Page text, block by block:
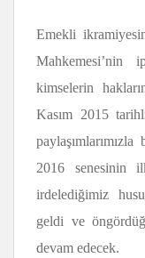
Emekli
Mahkemesi’nin
kimselerin
Kasım 2015
2016 senesinin
irdelediğimiz
geldi ve
devam edecek.